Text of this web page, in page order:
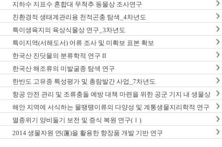
지하수 지표수 혼합대 무척추 동물상 조사연구
친환경적 생태계관리용 천적곤충 탐색_4차년도
특이생육지의 육상식물상 연구_3차년도
특이지역(서해도서) 어류 조사 및 미확보 표본 확보
한국산 진딧물의 분류학적 연구 II
한국산 해조류의 미발굴종 탐색 연구
한반도 고유종 특성평가 및 총람발간 사업_7차년도
항공 안전 관리 및 조류충돌 예방 대책 마련을 위한 공군 기지 내 생물상
조사_1차년도
해안 지역에 서식하는 물땡땡이류의 다양성 및 계통생물지리학적 연구
_1차년도
멸종위기 양비둘기 보전 및 증식 복원 연구(Ⅰ)
2014 생물자원 연(蓮)을 활용한 향장품 개발 기반 연구